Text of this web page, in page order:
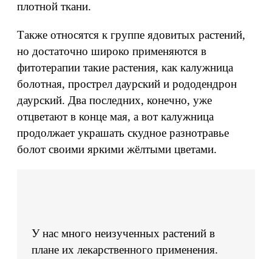
плотной ткани.
Также относятся к группе ядовитых растений,
но достаточно широко применяются в
фитотерапии такие растения, как калужница
болотная, прострел даурский и рододендрон
даурский. Два последних, конечно, уже
отцветают в конце мая, а вот калужница
продолжает украшать скудное разнотравье
болот своими яркими жёлтыми цветами.
У нас много неизученных растений в
плане их лекарственного применения.